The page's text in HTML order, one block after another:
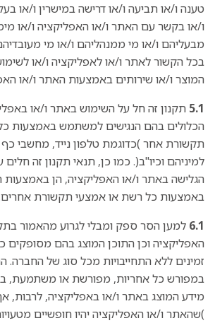
טענה ו/או תביעה ו/או דרישה במישרין ו/או
ו/או בקשר עם האתר ו/או האפליקציה ו/או
מבעליהם ו/או מי ממנהליהם ו/או מי
בכל הקשור לאתר ו/או לאפליקציה ו/או
המוצר ו/או שירותים באמצעות האתר ו/או
5.1 תקנון זה חל על השימוש באתר ו/או
הכלולים בהם הנגישים למשתמש באמצעות
תקשורת אחר )כדוגמת טלפון נייד, מחשבי
למיניהם וכיו"ב(. כמו כן, תנאי תקנון זה
הגלישה באתר ו/או האפליקציה, הן באמצעות
באמצעות כל רשת או אמצעי תקשורת
6.1 למען הסר ספק ומבלי לגרוע מהאמור
האפליקציה וכן התוכן המוצג בהם
זמינים ללא התחייבויות מכל סוג של החברה.
במפורש כל אחריות, מפורשת או משתמעת,
)שהאתר ו/או האפליקציה יהיו חופשיים